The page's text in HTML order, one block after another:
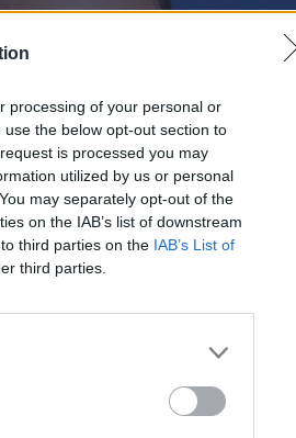
processing of your personal or
the below opt-out section to
is processed you may
utilized by us or personal
may separately opt-out of the
on the IAB’s list of downstream
third parties on the IAB’s List of
third parties.